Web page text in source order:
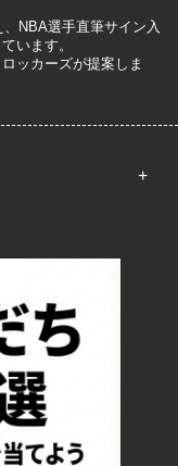
NBA選手直筆サイン入
います。
ッカーズが提案しま